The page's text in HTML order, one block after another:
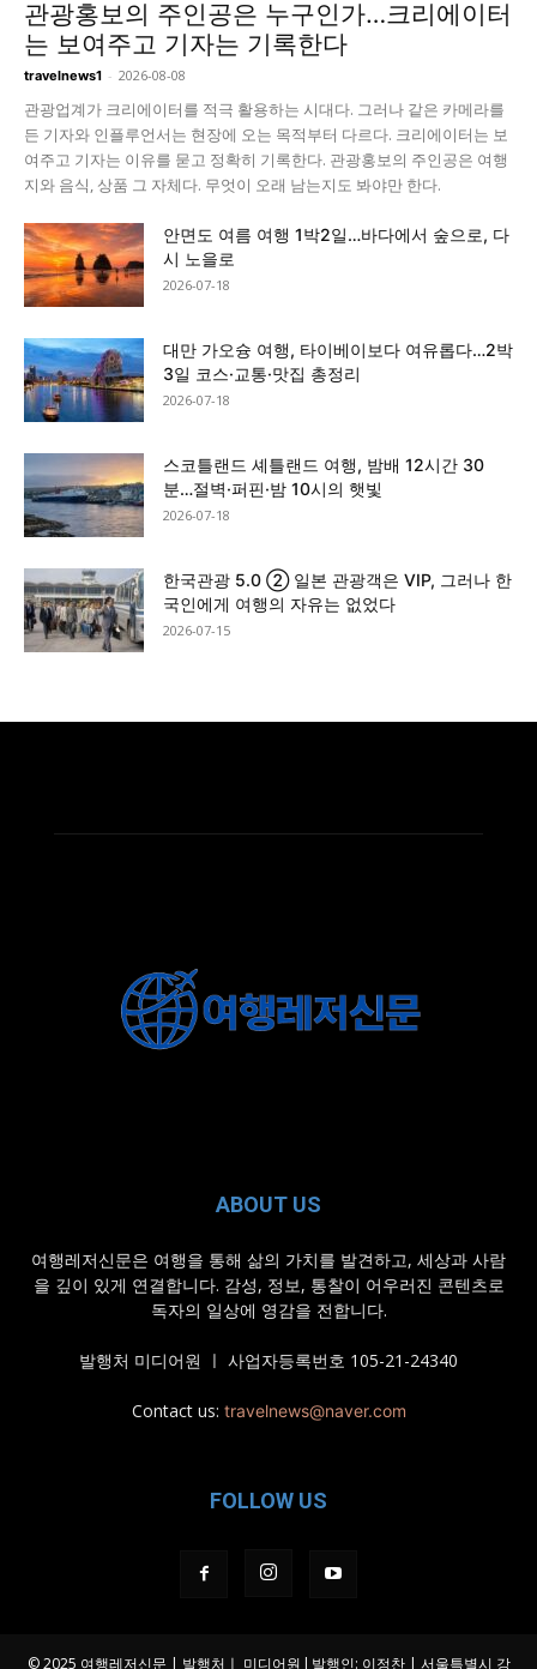
관광홍보의 주인공은 누구인가…크리에이터
는 보여주고 기자는 기록한다
travelnews1 - 2026-08-08
관광업계가 크리에이터를 적극 활용하는 시대다. 그러나 같은 카메라를
든 기자와 인플루언서는 현장에 오는 목적부터 다르다. 크리에이터는 보
여주고 기자는 이유를 묻고 정확히 기록한다. 관광홍보의 주인공은 여행
지와 음식, 상품 그 자체다. 무엇이 오래 남는지도 봐야만 한다.
안면도 여름 여행 1박2일…바다에서 숲으로, 다
시 노을로
2026-07-18
대만 가오슝 여행, 타이베이보다 여유롭다…2박
3일 코스·교통·맛집 총정리
2026-07-18
스코틀랜드 셰틀랜드 여행, 밤배 12시간 30
분…절벽·퍼핀·밤 10시의 햇빛
2026-07-18
한국관광 5.0 ② 일본 관광객은 VIP, 그러나 한
국인에게 여행의 자유는 없었다
2026-07-15
ABOUT US
여행레저신문은 여행을 통해 삶의 가치를 발견하고, 세상과 사람
을 깊이 있게 연결합니다. 감성, 정보, 통찰이 어우러진 콘텐츠로
독자의 일상에 영감을 전합니다.
발행처 미디어원 ㅣ 사업자등록번호 105-21-24340
Contact us: travelnews@naver.com
FOLLOW US
© 2025 여행레저신문 | 발행처ㅣ 미디어원 l 발행인: 이정찬 | 서울특별시 강